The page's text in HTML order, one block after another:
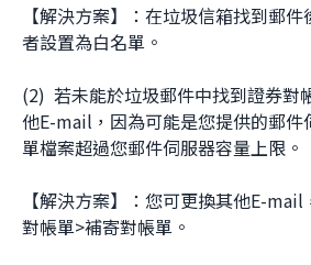
【解決方案】：在垃圾信箱找到郵
者設置為白名單。
(2)  若未能於垃圾郵件中找到證券對
他E-mail，因為可能是您提供的郵件
單檔案超過您郵件伺服器容量上限。
【解決方案】：您可更換其他E-mail
對帳單>補寄對帳單。